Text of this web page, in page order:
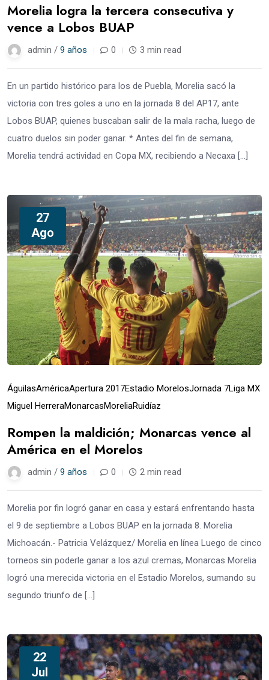
Morelia logra la tercera consecutiva y
vence a Lobos BUAP
admin / 9 años 0 3 min read
En un partido histórico para los de Puebla, Morelia sacó la
victoria con tres goles a uno en la jornada 8 del AP17, ante
Lobos BUAP, quienes buscaban salir de la mala racha, luego de
cuatro duelos sin poder ganar. * Antes del fin de semana,
Morelia tendrá actividad en Copa MX, recibiendo a Necaxa […]
27
Ago
ÁguilasAméricaApertura 2017Estadio MorelosJornada 7Liga MX
Miguel HerreraMonarcasMoreliaRuidíaz
Rompen la maldición; Monarcas vence al
América en el Morelos
admin / 9 años 0 2 min read
Morelia por fin logró ganar en casa y estará enfrentando hasta
el 9 de septiembre a Lobos BUAP en la jornada 8. Morelia
Michoacán.- Patricia Velázquez/ Morelia en línea Luego de cinco
torneos sin poderle ganar a los azul cremas, Monarcas Morelia
logró una merecida victoria en el Estadio Morelos, sumando su
segundo triunfo de […]
22
Jul